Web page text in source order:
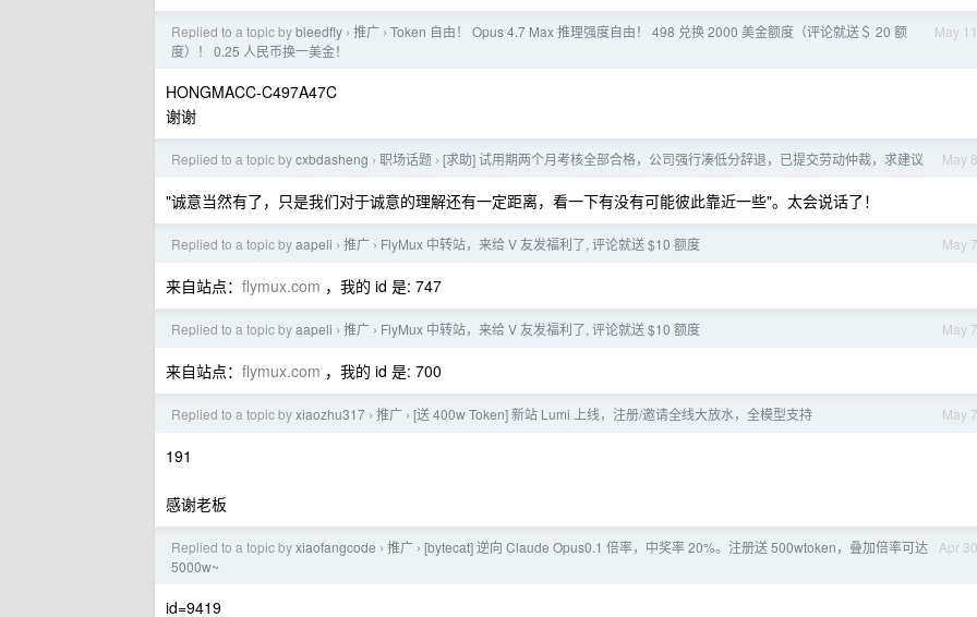
May 11
Replied to a topic bybleedfly › 推广 › Token 自由！ Opus 4.7 Max 推理强度自由！ 498 兑换 2000 美金额度（评论就送＄ 20 额
度）！ 0.25 人民币换一美金！
HONGMACC-C497A47C
谢谢
May 8
Replied to a topic bycxbdasheng › 职场话题 › [求助] 试用期两个月考核全部合格，公司强行凑低分辞退，已提交劳动仲裁，求建议
"诚意当然有了，只是我们对于诚意的理解还有一定距离，看一下有没有可能彼此靠近一些"。太会说话了！
May 7
Replied to a topic byaapeli › 推广 › FlyMux 中转站，来给 V 友发福利了, 评论就送 $10 额度
来自站点： flymux.com ，我的 id 是: 747
May 7
Replied to a topic byaapeli › 推广 › FlyMux 中转站，来给 V 友发福利了, 评论就送 $10 额度
来自站点： flymux.com ，我的 id 是: 700
May 7
Replied to a topic byxiaozhu317 › 推广 › [送 400w Token] 新站 Lumi 上线，注册/邀请全线大放水，全模型支持
191
感谢老板
Apr 30
Replied to a topic byxiaofangcode › 推广 › [bytecat] 逆向 Claude Opus0.1 倍率，中奖率 20%。注册送 500wtoken，叠加倍率可达
5000w~
id=9419